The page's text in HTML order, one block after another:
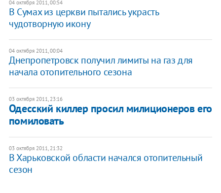
04 октября 2011, 00:54
​В Сумах из церкви пытались украсть
чудотворную икону
04 октября 2011, 00:04
Днепропетровск получил лимиты на газ для
начала отопительного сезона
03 октября 2011, 23:16
Одесский киллер просил милиционеров его
помиловать
03 октября 2011, 21:32
В Харьковской области начался отопительный
сезон